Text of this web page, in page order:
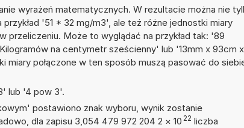
wyrażeń matematycznych. W rezultacie można nie
'51 * 32 mg/m3', ale też różne jednostki miary
przeliczeniu. Może to wyglądać na przykład tak: '89
na centymetr sześcienny' lub '13mm x 93cm x
miary połączone w ten sposób muszą pasować do
lub '4 pow 3'.
postawiono znak wyboru, wynik zostanie
dla zapisu 3,054 479 972 204 2 × 10 22 liczba